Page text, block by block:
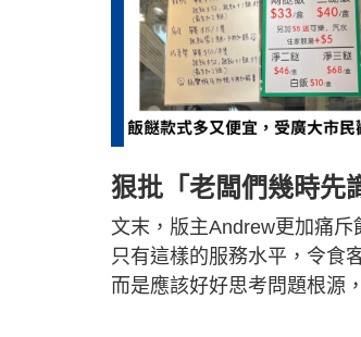
狠批「老闆們幾時先
文末，版主Andrew更加痛
只有這樣的服務水平，令食
而是應該好好思考問題根源